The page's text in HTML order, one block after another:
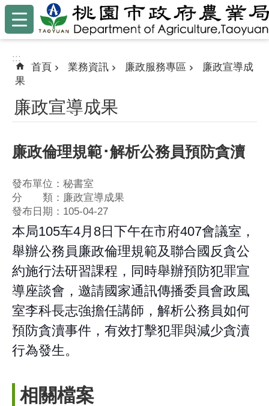
跳到主要內容區塊
:::
:::
首頁 業務資訊 廉政服務專區
廉政宣導成
果
廉政宣導成果
廉政倫理規範･解析公務員預防貪瀆
發布單位：秘書室
分 類：廉政宣導成果
發布日期：105-04-27
本局105车4月8日下午在市府407會議室，
舉辦公務員廉政倫理規範及聯合國反貪公
約施行法研習課程，同時舉辦預防犯罪宣
導座談會，邀請國家通訊傳播委員會政風
室李科長志強擔任講師，解析公務員如何
預防貪瀆事件，有效打擊犯罪與減少貪瀆
行為發生。
相關檔案